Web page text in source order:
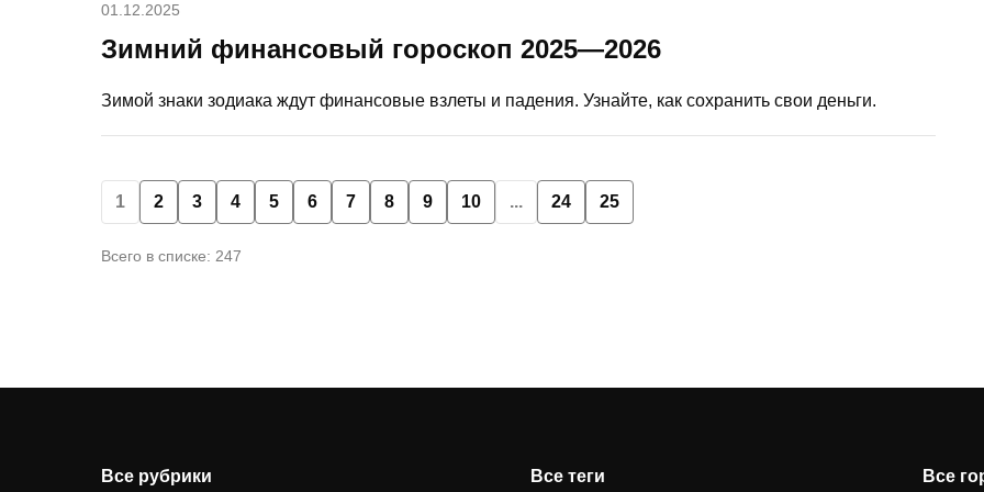
01.12.2025
Зимний финансовый гороскоп 2025—2026
Зимой знаки зодиака ждут финансовые взлеты и падения. Узнайте, как сохранить свои деньги.
1 2 3 4 5 6 7 8 9 10 ... 24 25
Всего в списке: 247
Все рубрики Все теги Все